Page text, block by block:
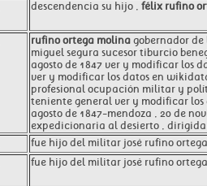
descendencia su hijo , félix rufino
rufino ortega molina gobernador de
miguel segura sucesor tiburcio
agosto de 1847 ver y modificar los
ver y modificar los datos en
profesional ocupación militar y
teniente general ver y modificar
agosto de 1847-mendoza , 20 de
expedicionaria al desierto ,
fue hijo del militar josé rufino
fue hijo del militar josé rufino